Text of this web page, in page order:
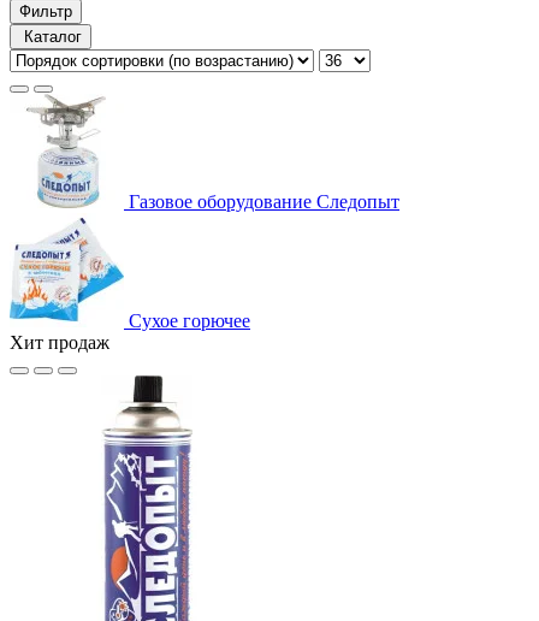
Фильтр
Каталог
Газовое оборудование Следопыт
Сухое горючее
Хит продаж